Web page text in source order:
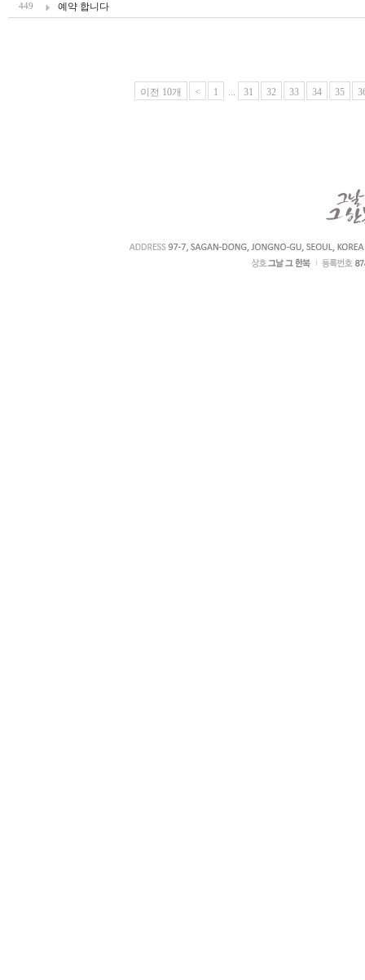
449 예약 합니다
이전 10개 < 1 ... 31 32 33 34 35